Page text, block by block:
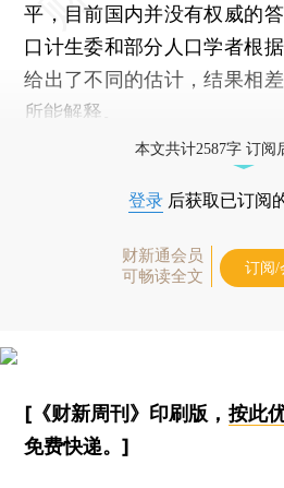
平，目前国内并没有权威的
口计生委和部分人口学者根
给出了不同的估计，结果相
所能解释。
本文共计2587字 订阅
登录 后获取已订阅
财新通会员
可畅读全文
订阅/
[《财新周刊》印刷版， 按此
免费快递。]